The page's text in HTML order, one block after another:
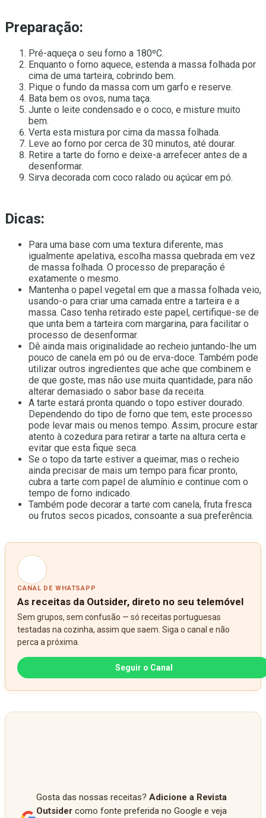
Preparação:
Pré-aqueça o seu forno a 180ºC.
Enquanto o forno aquece, estenda a massa folhada por
cima de uma tarteira, cobrindo bem.
Pique o fundo da massa com um garfo e reserve.
Bata bem os ovos, numa taça.
Junte o leite condensado e o coco, e misture muito
bem.
Verta esta mistura por cima da massa folhada.
Leve ao forno por cerca de 30 minutos, até dourar.
Retire a tarte do forno e deixe-a arrefecer antes de a
desenformar.
Sirva decorada com coco ralado ou açúcar em pó.
Dicas:
Para uma base com uma textura diferente, mas
igualmente apelativa, escolha massa quebrada em vez
de massa folhada. O processo de preparação é
exatamente o mesmo.
Mantenha o papel vegetal em que a massa folhada veio,
usando-o para criar uma camada entre a tarteira e a
massa. Caso tenha retirado este papel, certifique-se de
que unta bem a tarteira com margarina, para facilitar o
processo de desenformar.
Dê ainda mais originalidade ao recheio juntando-lhe um
pouco de canela em pó ou de erva-doce. Também pode
utilizar outros ingredientes que ache que combinem e
de que goste, mas não use muita quantidade, para não
alterar demasiado o sabor base da receita.
A tarte estará pronta quando o topo estiver dourado.
Dependendo do tipo de forno que tem, este processo
pode levar mais ou menos tempo. Assim, procure estar
atento à cozedura para retirar a tarte na altura certa e
evitar que esta fique seca.
Se o topo da tarte estiver a queimar, mas o recheio
ainda precisar de mais um tempo para ficar pronto,
cubra a tarte com papel de alumínio e continue com o
tempo de forno indicado.
Também pode decorar a tarte com canela, fruta fresca
ou frutos secos picados, consoante a sua preferência.
CANAL DE WHATSAPP
As receitas da Outsider, direto no seu telemóvel
Sem grupos, sem confusão — só receitas portuguesas
testadas na cozinha, assim que saem. Siga o canal e não
perca a próxima.
Seguir o Canal
Gosta das nossas receitas? Adicione a Revista
Outsider como fonte preferida no Google e veja